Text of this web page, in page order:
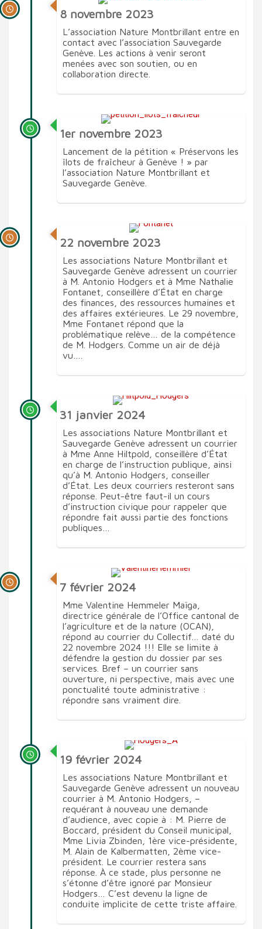
8 novembre 2023
L’association Nature Montbrillant entre en
contact avec l’association Sauvegarde
Genève. Les actions à venir seront
menées avec son soutien, ou en
collaboration directe.
1er novembre 2023
Lancement de la pétition « Préservons les
îlots de fraîcheur à Genève ! » par
l’association Nature Montbrillant et
Sauvegarde Genève.
22 novembre 2023
Les associations Nature Montbrillant et
Sauvegarde Genève adressent un courrier
à M. Antonio Hodgers et à Mme Nathalie
Fontanet, conseillère d’État en charge
des finances, des ressources humaines et
des affaires extérieures. Le 29 novembre,
Mme Fontanet répond que la
problématique relève… de la compétence
de M. Hodgers. Comme un air de déjà
vu….
31 janvier 2024
Les associations Nature Montbrillant et
Sauvegarde Genève adressent un courrier
à Mme Anne Hiltpold, conseillère d’État
en charge de l’instruction publique, ainsi
qu’à M. Antonio Hodgers, conseiller
d’État. Les deux courriers resteront sans
réponse. Peut-être faut-il un cours
d’instruction civique pour rappeler que
répondre fait aussi partie des fonctions
publiques…
7 février 2024
Mme Valentine Hemmeler Maïga,
directrice générale de l’Office cantonal de
l’agriculture et de la nature (OCAN),
répond au courrier du Collectif… daté du
22 novembre 2024 !!! Elle se limite à
défendre la gestion du dossier par ses
services. Bref – un courrier sans
ouverture, ni perspective, mais avec une
ponctualité toute administrative :
répondre sans vraiment dire.
19 février 2024
Les associations Nature Montbrillant et
Sauvegarde Genève adressent un nouveau
courrier à M. Antonio Hodgers, –
requérant à nouveau une demande
d’audience, avec copie à : M. Pierre de
Boccard, président du Conseil municipal,
Mme Livia Zbinden, 1ère vice-présidente,
M. Alain de Kalbermatten, 2ème vice-
président. Le courrier restera sans
réponse. À ce stade, plus personne ne
s’étonne d’être ignoré par Monsieur
Hodgers… C’est devenu la ligne de
conduite implicite de cette triste affaire.